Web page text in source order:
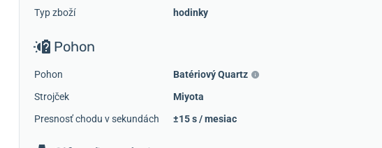
Typ zboží
hodinky
Pohon
Pohon
Batériový Quartz
Strojček
Miyota
Presnosť chodu v sekundách
±15 s / mesiac